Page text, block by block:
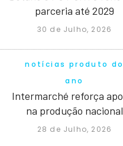
parceria até 2029
30 de Julho, 2026
notícias produto do
ano
Intermarché reforça
na produção nacional
28 de Julho, 2026